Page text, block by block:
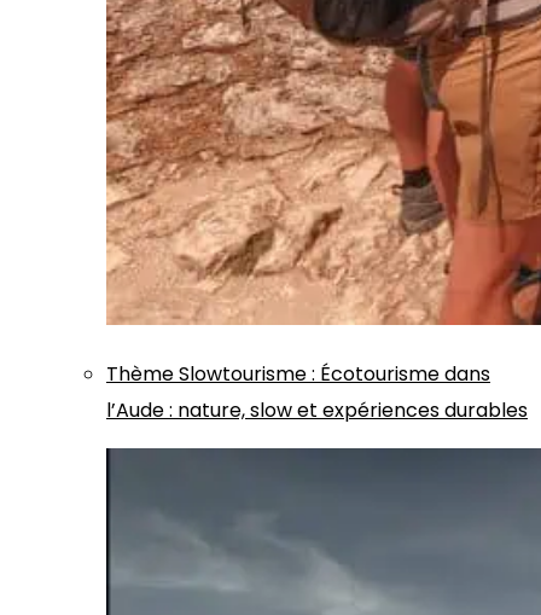
ThèmeSlowtourisme: Écotourisme dans
l’Aude : nature, slow et expériences durables